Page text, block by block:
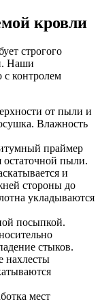
кровли
строгого
Наши
контролем
от пыли и
Влажность
праймер
остаточной пыли.
и
стороны до
укладываются
посыпкой.
стыков.
нахлесты
мест